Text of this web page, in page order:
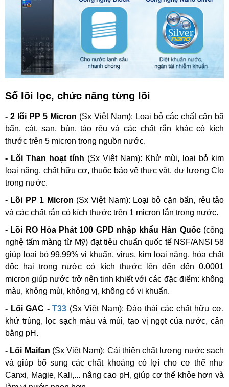
Số lõi lọc, chức năng từng lõi
- 2 lõi PP 5 Micron (Sx Việt Nam): Loại bỏ các chất cặn bã
bẩn, cát, sạn, bùn, tảo rêu và các chất rắn khác có kích
thước trên 5 micron trong nguồn nước.
- Lõi Than hoạt tính (Sx Việt Nam): Khử mùi, loại bỏ kim
loại nặng, chất hữu cơ, thuốc bảo vệ thực vật, dư lượng Clo
trong nước.
- Lõi PP 1 Micron (Sx Việt Nam): Loại bỏ cặn bẩn, rêu tảo
và các chất rắn có kích thước trên 1 micron lẫn trong nước.
- Lõi RO Hòa Phát 100 GPD nhập khẩu Hàn Quốc (công
nghệ tấm màng từ Mỹ) đạt tiêu chuẩn quốc tế NSF/ANSI 58
giúp loại bỏ 99.99% vi khuẩn, virus, kim loại nặng, hóa chất
độc hại trong nước có kích thước lên đến đến 0.0001
micron giúp nước trở nên tinh khiết với các đặc điểm: không
màu, không mùi, không vị, không có vi khuẩn.
- Lõi GAC -T33 (Sx Việt Nam): Đào thải các chất hữu cơ,
khử trùng, lọc sạch màu và mùi, tạo vị ngọt của nước, cân
bằng pH.
- Lõi Maifan (Sx Việt Nam): Cải thiện chất lượng nước sạch
và giúp bổ sung các chất khoáng có lợi cho cơ thể như
Canxi, Magie, Kali,... nâng cao pH, giúp cơ thể khỏe hơn và